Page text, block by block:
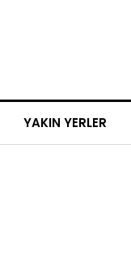
YAKIN YERLER